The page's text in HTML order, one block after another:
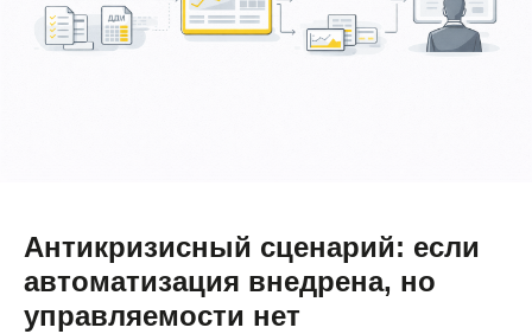
Антикризисный сценарий: если
автоматизация внедрена, но
управляемости нет